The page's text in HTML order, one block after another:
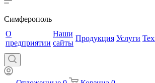
Симферополь
О
предприятии
Наши
сайты
Продукция Услуги